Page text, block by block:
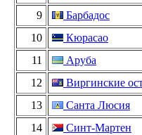
9
Барбадос
10
Кюрасао
11
Аруба
12
Виргинские
13
Санта Люсия
14
Синт-Мартен